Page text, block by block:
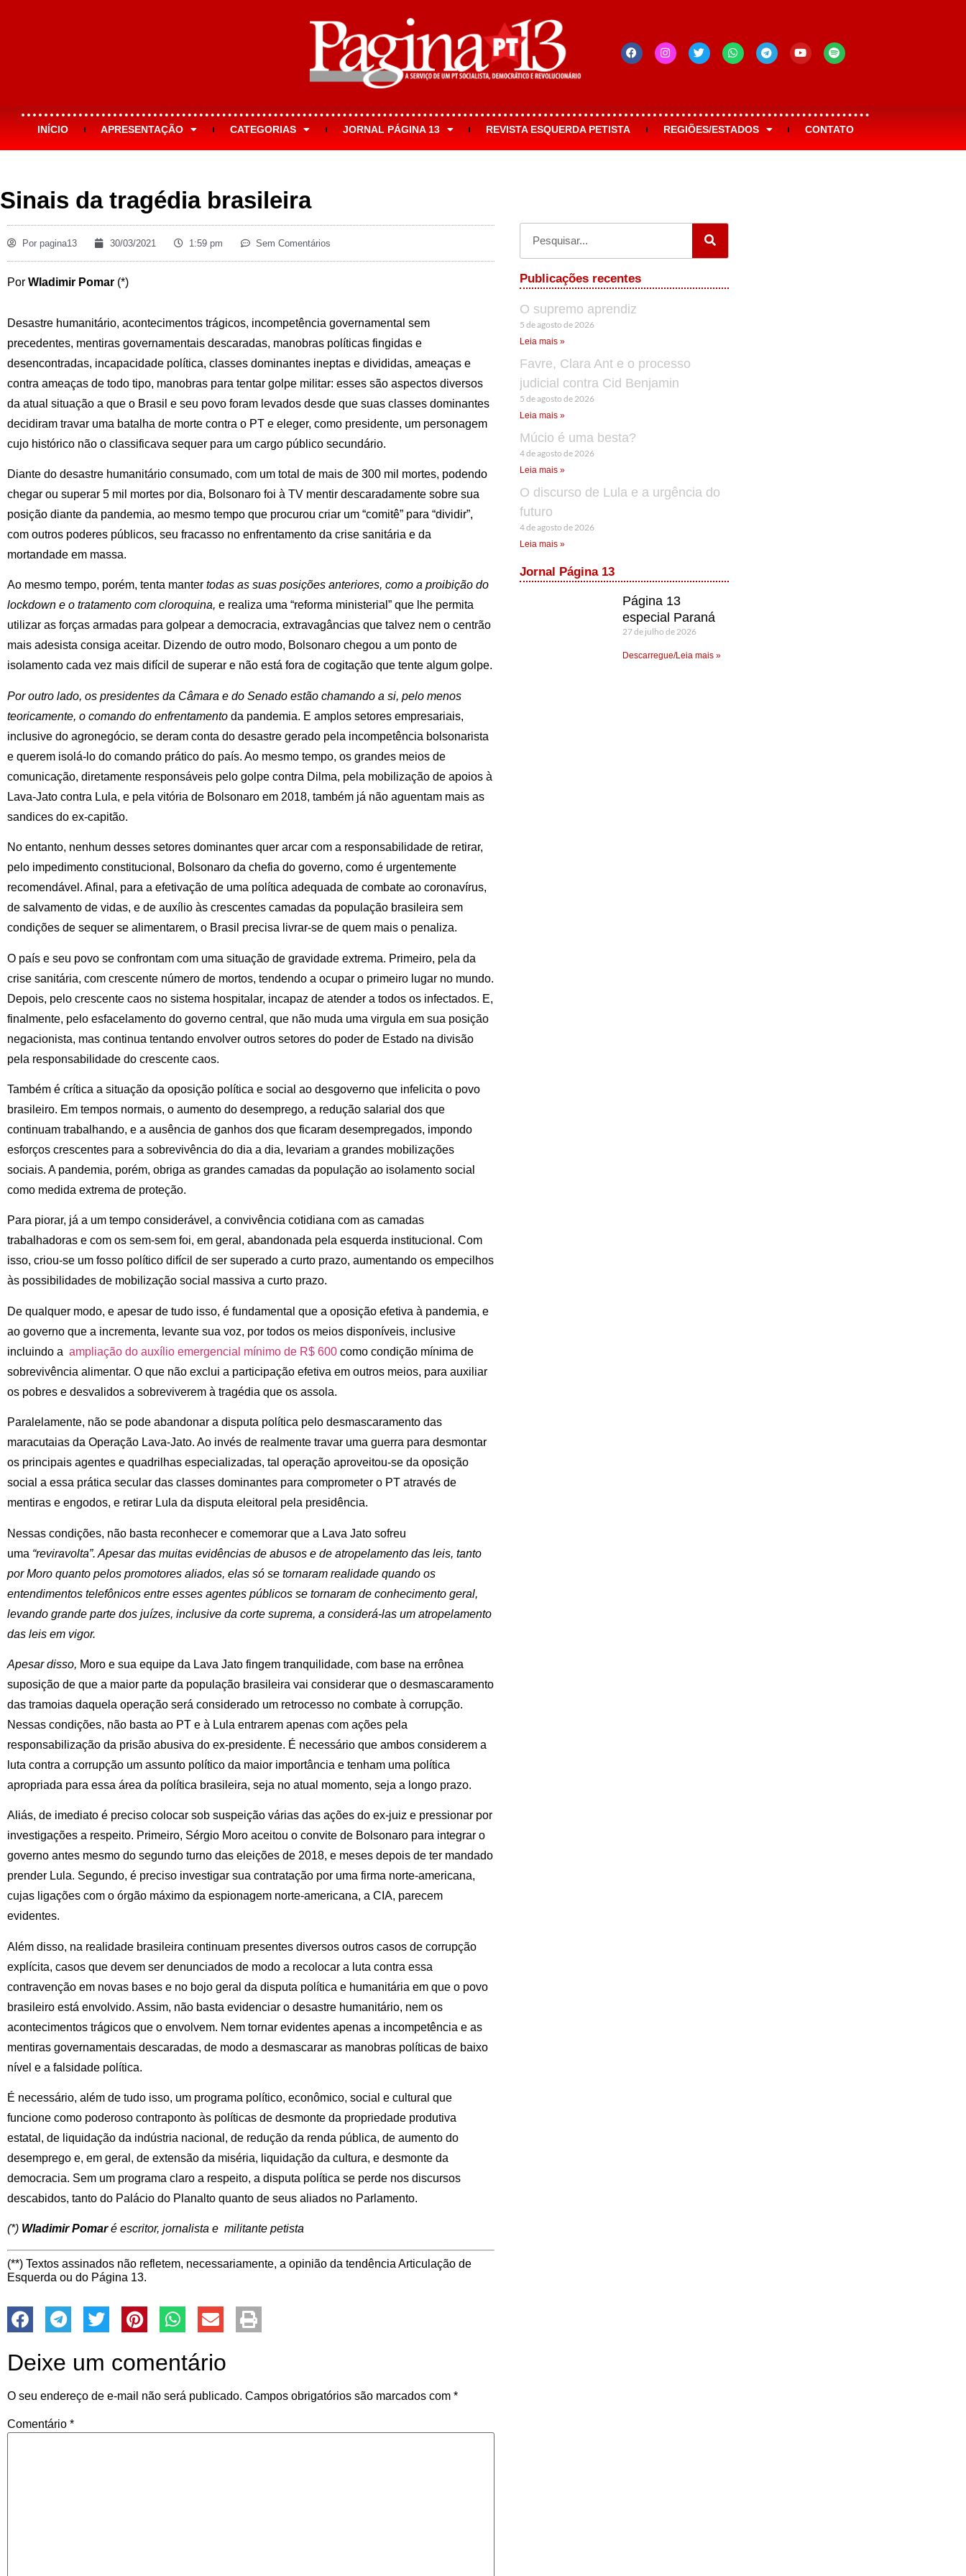
INÍCIO APRESENTAÇÃO CATEGORIAS JORNAL PÁGINA 13 REVISTA ESQUERDA PETISTA REGIÕES/ESTADOS CONTATO
Sinais da tragédia brasileira
Por pagina13 30/03/2021 1:59 pm Sem Comentários
Por Wladimir Pomar (*)
Desastre humanitário, acontecimentos trágicos, incompetência governamental sem
precedentes, mentiras governamentais descaradas, manobras políticas fingidas e
desencontradas, incapacidade política, classes dominantes ineptas e divididas, ameaças e
contra ameaças de todo tipo, manobras para tentar golpe militar: esses são aspectos diversos
da atual situação a que o Brasil e seu povo foram levados desde que suas classes dominantes
decidiram travar uma batalha de morte contra o PT e eleger, como presidente, um personagem
cujo histórico não o classificava sequer para um cargo público secundário.
Diante do desastre humanitário consumado, com um total de mais de 300 mil mortes, podendo
chegar ou superar 5 mil mortes por dia, Bolsonaro foi à TV mentir descaradamente sobre sua
posição diante da pandemia, ao mesmo tempo que procurou criar um “comitê” para “dividir”,
com outros poderes públicos, seu fracasso no enfrentamento da crise sanitária e da
mortandade em massa.
Ao mesmo tempo, porém, tenta manter todas as suas posições anteriores, como a proibição do
lockdown e o tratamento com cloroquina, e realiza uma “reforma ministerial” que lhe permita
utilizar as forças armadas para golpear a democracia, extravagâncias que talvez nem o centrão
mais adesista consiga aceitar. Dizendo de outro modo, Bolsonaro chegou a um ponto de
isolamento cada vez mais difícil de superar e não está fora de cogitação que tente algum golpe.
Por outro lado, os presidentes da Câmara e do Senado estão chamando a si, pelo menos
teoricamente, o comando do enfrentamento da pandemia. E amplos setores empresariais,
inclusive do agronegócio, se deram conta do desastre gerado pela incompetência bolsonarista
e querem isolá-lo do comando prático do país. Ao mesmo tempo, os grandes meios de
comunicação, diretamente responsáveis pelo golpe contra Dilma, pela mobilização de apoios à
Lava-Jato contra Lula, e pela vitória de Bolsonaro em 2018, também já não aguentam mais as
sandices do ex-capitão.
No entanto, nenhum desses setores dominantes quer arcar com a responsabilidade de retirar,
pelo impedimento constitucional, Bolsonaro da chefia do governo, como é urgentemente
recomendável. Afinal, para a efetivação de uma política adequada de combate ao coronavírus,
de salvamento de vidas, e de auxílio às crescentes camadas da população brasileira sem
condições de sequer se alimentarem, o Brasil precisa livrar-se de quem mais o penaliza.
O país e seu povo se confrontam com uma situação de gravidade extrema. Primeiro, pela da
crise sanitária, com crescente número de mortos, tendendo a ocupar o primeiro lugar no mundo.
Depois, pelo crescente caos no sistema hospitalar, incapaz de atender a todos os infectados. E,
finalmente, pelo esfacelamento do governo central, que não muda uma virgula em sua posição
negacionista, mas continua tentando envolver outros setores do poder de Estado na divisão
pela responsabilidade do crescente caos.
Também é crítica a situação da oposição política e social ao desgoverno que infelicita o povo
brasileiro. Em tempos normais, o aumento do desemprego, a redução salarial dos que
continuam trabalhando, e a ausência de ganhos dos que ficaram desempregados, impondo
esforços crescentes para a sobrevivência do dia a dia, levariam a grandes mobilizações
sociais. A pandemia, porém, obriga as grandes camadas da população ao isolamento social
como medida extrema de proteção.
Para piorar, já a um tempo considerável, a convivência cotidiana com as camadas
trabalhadoras e com os sem-sem foi, em geral, abandonada pela esquerda institucional. Com
isso, criou-se um fosso político difícil de ser superado a curto prazo, aumentando os empecilhos
às possibilidades de mobilização social massiva a curto prazo.
De qualquer modo, e apesar de tudo isso, é fundamental que a oposição efetiva à pandemia, e
ao governo que a incrementa, levante sua voz, por todos os meios disponíveis, inclusive
incluindo a ampliação do auxílio emergencial mínimo de R$ 600 como condição mínima de
sobrevivência alimentar. O que não exclui a participação efetiva em outros meios, para auxiliar
os pobres e desvalidos a sobreviverem à tragédia que os assola.
Paralelamente, não se pode abandonar a disputa política pelo desmascaramento das
maracutaias da Operação Lava-Jato. Ao invés de realmente travar uma guerra para desmontar
os principais agentes e quadrilhas especializadas, tal operação aproveitou-se da oposição
social a essa prática secular das classes dominantes para comprometer o PT através de
mentiras e engodos, e retirar Lula da disputa eleitoral pela presidência.
Nessas condições, não basta reconhecer e comemorar que a Lava Jato sofreu
uma “reviravolta”. Apesar das muitas evidências de abusos e de atropelamento das leis, tanto
por Moro quanto pelos promotores aliados, elas só se tornaram realidade quando os
entendimentos telefônicos entre esses agentes públicos se tornaram de conhecimento geral,
levando grande parte dos juízes, inclusive da corte suprema, a considerá-las um atropelamento
das leis em vigor.
Apesar disso, Moro e sua equipe da Lava Jato fingem tranquilidade, com base na errônea
suposição de que a maior parte da população brasileira vai considerar que o desmascaramento
das tramoias daquela operação será considerado um retrocesso no combate à corrupção.
Nessas condições, não basta ao PT e à Lula entrarem apenas com ações pela
responsabilização da prisão abusiva do ex-presidente. É necessário que ambos considerem a
luta contra a corrupção um assunto político da maior importância e tenham uma política
apropriada para essa área da política brasileira, seja no atual momento, seja a longo prazo.
Aliás, de imediato é preciso colocar sob suspeição várias das ações do ex-juiz e pressionar por
investigações a respeito. Primeiro, Sérgio Moro aceitou o convite de Bolsonaro para integrar o
governo antes mesmo do segundo turno das eleições de 2018, e meses depois de ter mandado
prender Lula. Segundo, é preciso investigar sua contratação por uma firma norte-americana,
cujas ligações com o órgão máximo da espionagem norte-americana, a CIA, parecem
evidentes.
Além disso, na realidade brasileira continuam presentes diversos outros casos de corrupção
explícita, casos que devem ser denunciados de modo a recolocar a luta contra essa
contravenção em novas bases e no bojo geral da disputa política e humanitária em que o povo
brasileiro está envolvido. Assim, não basta evidenciar o desastre humanitário, nem os
acontecimentos trágicos que o envolvem. Nem tornar evidentes apenas a incompetência e as
mentiras governamentais descaradas, de modo a desmascarar as manobras políticas de baixo
nível e a falsidade política.
É necessário, além de tudo isso, um programa político, econômico, social e cultural que
funcione como poderoso contraponto às políticas de desmonte da propriedade produtiva
estatal, de liquidação da indústria nacional, de redução da renda pública, de aumento do
desemprego e, em geral, de extensão da miséria, liquidação da cultura, e desmonte da
democracia. Sem um programa claro a respeito, a disputa política se perde nos discursos
descabidos, tanto do Palácio do Planalto quanto de seus aliados no Parlamento.
(*) Wladimir Pomaré escritor, jornalista e militante petista
(**) Textos assinados não refletem, necessariamente, a opinião da tendência Articulação de
Esquerda ou do Página 13.
Deixe um comentário
O seu endereço de e-mail não será publicado. Campos obrigatórios são marcados com *
Comentário *
Publicações recentes
O supremo aprendiz
5 de agosto de 2026
Leia mais »
Favre, Clara Ant e o processo
judicial contra Cid Benjamin
5 de agosto de 2026
Leia mais »
Múcio é uma besta?
4 de agosto de 2026
Leia mais »
O discurso de Lula e a urgência do
futuro
4 de agosto de 2026
Leia mais »
Jornal Página 13
Página 13
especial Paraná
27 de julho de 2026
Descarregue/Leia mais »